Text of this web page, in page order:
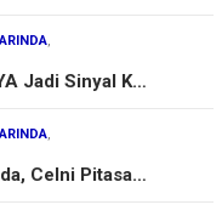
,
Jadi Sinyal K…
,
Celni Pitasa…